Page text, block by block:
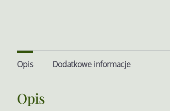
Opis Dodatkowe informacje
Opis